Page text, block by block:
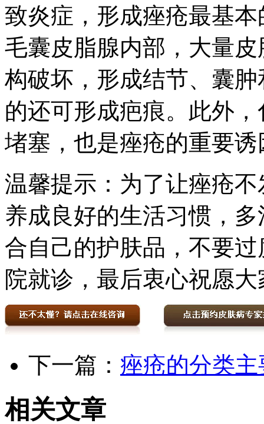
致炎症，形成痤疮最基
毛囊皮脂腺内部，大量
构破坏，形成结节、囊
的还可形成疤痕。此外
堵塞，也是痤疮的重要诱
温馨提示：为了让痤疮
养成良好的生活习惯，
合自己的护肤品，不要
院就诊，最后衷心祝愿
下一篇： 痤疮的分类
相关文章